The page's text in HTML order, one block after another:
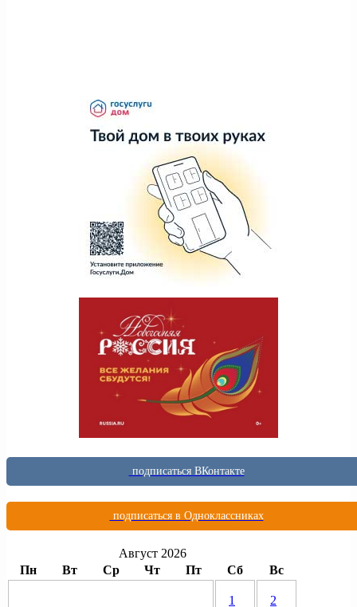
подписаться ВКонтакте
подписаться в Одноклассниках
Август 2026
Пн
Вт Ср Чт Пт Сб Вс
1 2